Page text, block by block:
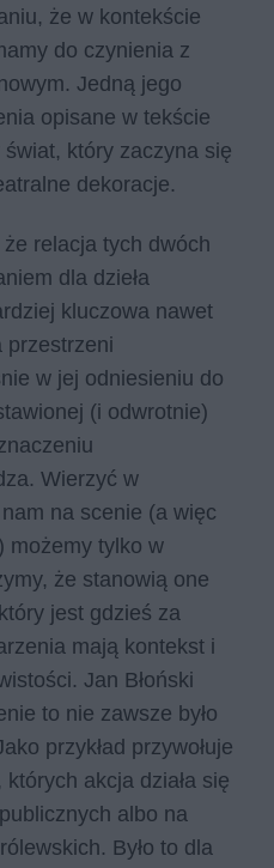
że w kontekście
do czynienia z
Jedną jego
opisane w tekście
świat, który zaczyna się
dekoracje.
relacja tych dwóch
dla dzieła
kluczowa nawet
przestrzeni
w jej odniesieniu do
(i odwrotnie)
Wierzyć w
na scenie (a więc
możemy tylko w
że stanowią one
jest gdzieś za
mają kontekst i
Jan Błoński
to nie zawsze było
przykład przywołuje
akcja działa się
albo na
Było to dla